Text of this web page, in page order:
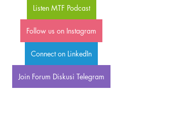
Listen MTF Podcast
Follow us on Instagram
Connect on LinkedIn
Join Forum Diskusi Telegram